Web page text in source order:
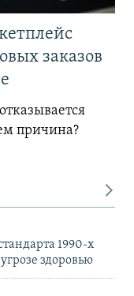
заказов
причина?
1990-х
здоровью